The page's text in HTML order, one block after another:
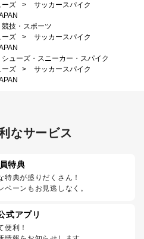
ーズ >
サッカースパイク
競技・スポーツ
ーズ >
サッカースパイク
シューズ・スニーカー・スパイク
ーズ >
サッカースパイク
なサービス
特典
特典が盛りだくさん！
ーンもお見逃しなく。
式アプリ
便利！